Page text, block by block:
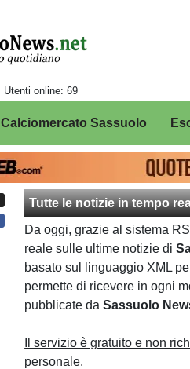
Utenti online: 69
Calciomercato Sassuolo
Tutte le notizie in tempo
Da oggi, grazie al sistema
reale sulle ultime notizie di
basato sul linguaggio XML
permette di ricevere in ogni
pubblicate daSassuolo
Il servizio è gratuito e non
personale.